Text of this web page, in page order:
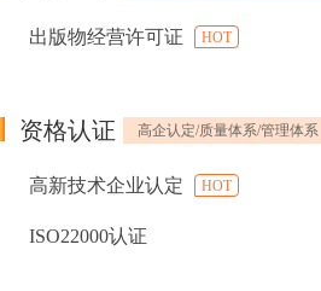
出版物经营许可证 HOT
资格认证 高企认定/质量体系/管理体系
高新技术企业认定 HOT
ISO22000认证